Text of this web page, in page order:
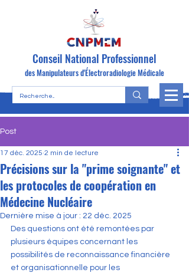
Conseil National Professionnel
des Manipulateurs d'Électroradiologie Médicale
Post
Précisions sur la "prime soignante" et
les protocoles de coopération en
Médecine Nucléaire
17 déc. 2025 2 min de lecture
Dernière mise à jour : 22 déc. 2025
Des questions ont été remontées par
plusieurs équipes concernant les
possibilités de reconnaissance financière
et organisationnelle pour les